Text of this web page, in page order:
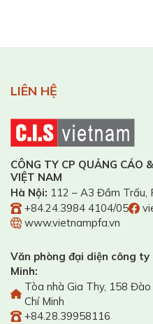
LIÊN HỆ
CÔNG TY CP QUẢNG CÁO
VIỆT NAM
Hà Nội: 112 – A3 Đầm Trấu,
+84.24.3984 4104/05
www.vietnampfa.vn
Văn phòng đại diện công
Minh:
Tòa nhà Gia Thy, 158
Chí Minh
+84.28.39958116